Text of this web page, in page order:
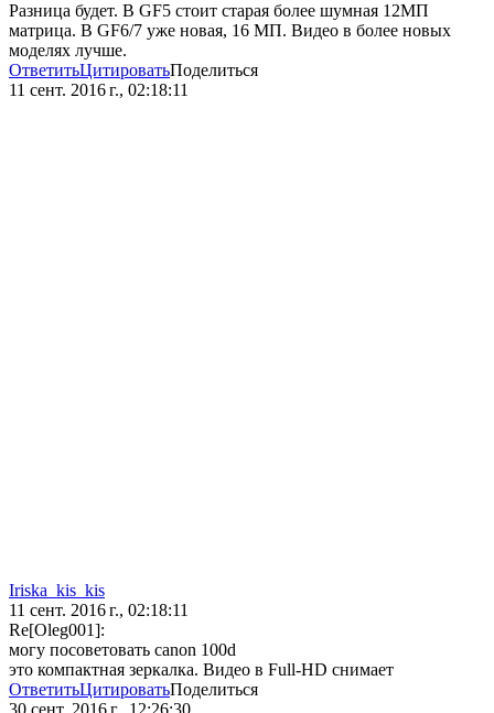
Разница будет. В GF5 стоит старая более шумная 12МП
матрица. В GF6/7 уже новая, 16 МП. Видео в более новых
моделях лучше.
ОтветитьЦитироватьПоделиться
11 сент. 2016 г., 02:18:11
Iriska_kis_kis
11 сент. 2016 г., 02:18:11
Re[Oleg001]:
могу посоветовать canon 100d
это компактная зеркалка. Видео в Full-HD снимает
ОтветитьЦитироватьПоделиться